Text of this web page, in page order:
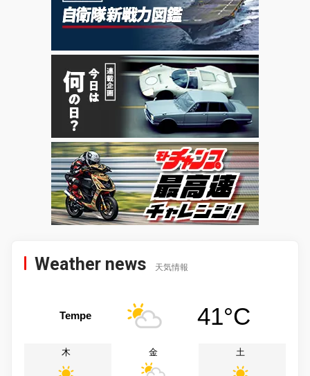
Weather news 天気情報
Tempe 41°C
木 金 土